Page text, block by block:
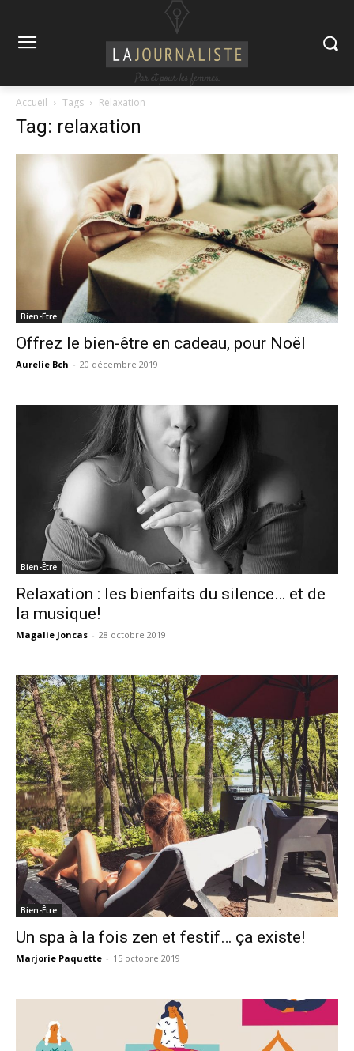
Accueil Tags Relaxation
Tag: relaxation
Bien-Être
Offrez le bien-être en cadeau, pour Noël
Aurelie Bch - 20 décembre 2019
Bien-Être
Relaxation : les bienfaits du silence… et de
la musique!
Magalie Joncas - 28 octobre 2019
Bien-Être
Un spa à la fois zen et festif… ça existe!
Marjorie Paquette - 15 octobre 2019